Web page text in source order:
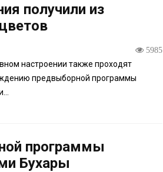
получили из
5985
настроении также проходят
предвыборной программы
программы
Бухары